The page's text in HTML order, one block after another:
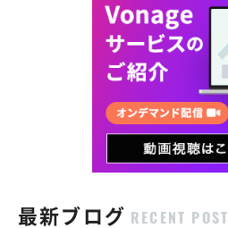
最新ブログ RECENT POST